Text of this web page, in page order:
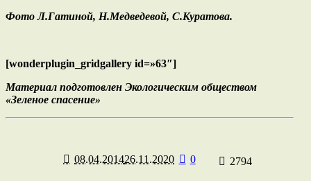
Фото Л.Гатиной, Н.Медведевой, С.Куратова.
[wonderplugin_gridgallery id=»63″]
Материал подготовлен Экологическим обществом
«Зеленое спасение»
08.04.201426.11.2020 0 2794